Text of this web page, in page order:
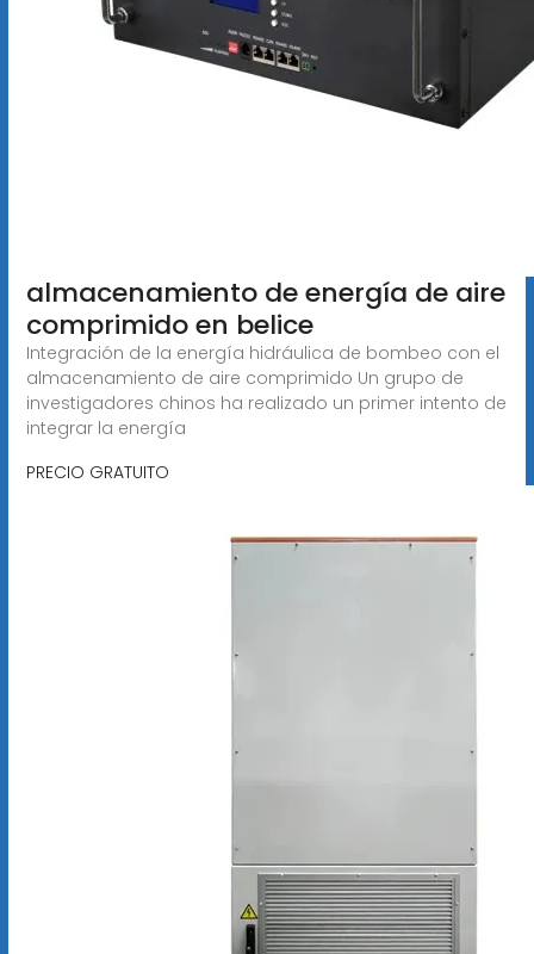
almacenamiento de energía de aire
comprimido en belice
Integración de la energía hidráulica de bombeo con el
almacenamiento de aire comprimido Un grupo de
investigadores chinos ha realizado un primer intento de
integrar la energía
PRECIO GRATUITO